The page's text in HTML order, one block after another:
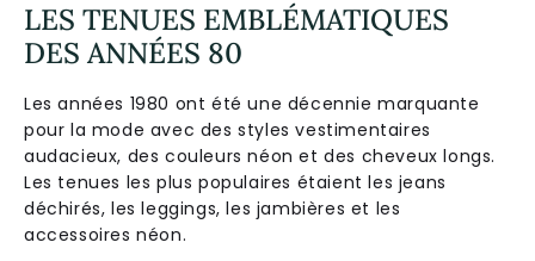
LES TENUES EMBLÉMATIQUES
DES ANNÉES 80
Les années 1980 ont été une décennie marquante
pour la mode avec des styles vestimentaires
audacieux, des couleurs néon et des cheveux longs.
Les tenues les plus populaires étaient les jeans
déchirés, les leggings, les jambières et les
accessoires néon.